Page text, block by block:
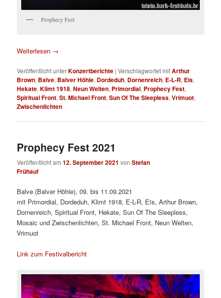
Prophecy Fest
Weiterlesen →
Veröffentlicht unterKonzertberichte |Verschlagwortet mitArthur
Brown, Balve, Balver Höhle, Dordeduh, Dornenreich, E-L-R, Eis,
Hekate,Klimt 1918,Neun Welten, Primordial, Prophecy Fest,
Spiritual Front,St. Michael Front,Sun Of The Sleepless,Vrimuot,
Zwischenlichten
Prophecy Fest 2021
Veröffentlicht am12. September 2021 vonStefan
Frühauf
Balve (Balver Höhle), 09. bis 11.09.2021
mit Primordial, Dordeduh, Klimt 1918, E-L-R, Eïs, Arthur Brown,
Dornenreich, Spiritual Front, Hekate, Sun Of The Sleepless,
Mosaic und Zwischenlichten, St. Michael Front, Neun Welten,
Vrimuot
Link zum Festivalbericht